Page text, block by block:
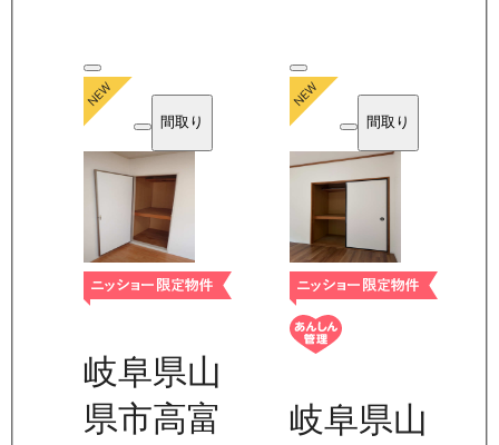
間取り
岐阜県山
県市高富
間取り
岐阜県山